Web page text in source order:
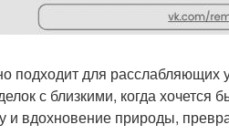
подходит для
с близкими, когда
и вдохновение природы,